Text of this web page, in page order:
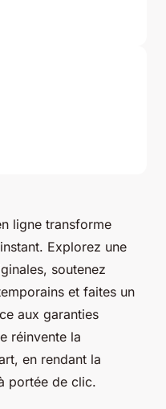
ligne transforme
Explorez une
soutenez
et faites un
aux garanties
réinvente la
en rendant la
portée de clic.